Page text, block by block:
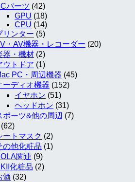
パーツ (42)
GPU (18)
CPU (14)
リンター (5)
・AV機器・レコーダー (20)
器・機材 (2)
ウトドア (1)
PC・周辺機器 (45)
ーディオ機器 (152)
イヤホン (51)
ヘッドホン (31)
ポーツ&他の周辺 (7)
(62)
ートマスク (2)
の他化粧品 (1)
関連 (9)
化粧品 (2)
酒 (32)